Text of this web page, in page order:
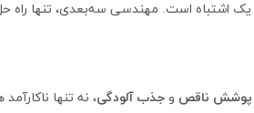
اشتباه است. مهندسی سه‌بعدی، تنها راه
پوشش ناقص وجذب آلودگی، نه تنها